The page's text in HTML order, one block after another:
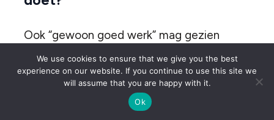
Ook “gewoon goed werk” mag gezien
worden. Zeker als het consequent gebeurt.
Betrouwbaarheid, inzet en zorgvuldigheid
zijn niet vanzelfsprekend, ook al lijken ze
We use cookies to ensure that we give you the best
experience on our website. If you continue to use this site we
will assume that you are happy with it.
Ok